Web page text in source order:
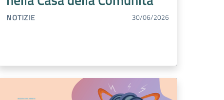
TIPO CONTENUTO:
NOTIZIE 30/06/2026